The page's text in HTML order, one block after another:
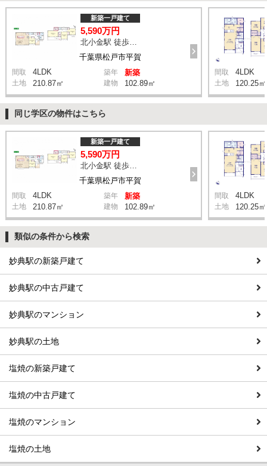
千葉県松戸市平賀
新築一戸建て
5,590万円
北小金駅 徒歩9分
間取 4LDK 築年 新築
土地 210.87㎡ 建物 102.89㎡
間取 4LDK
土地 120.25㎡
同じ学区の物件はこちら
千葉県松戸市平賀
新築一戸建て
5,590万円
間取 4LDK 築年 新築
土地 210.87㎡ 建物 102.89㎡
間取 4LDK
土地 120.25㎡
類似の条件から検索
妙典駅の新築戸建て
妙典駅の中古戸建て
妙典駅のマンション
妙典駅の土地
塩焼の新築戸建て
塩焼の中古戸建て
塩焼のマンション
塩焼の土地